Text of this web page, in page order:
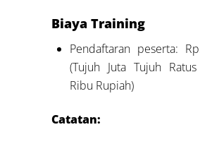
Biaya Training
Pendaftaran peserta:
(Tujuh Juta Tujuh
Ribu Rupiah)
Catatan: